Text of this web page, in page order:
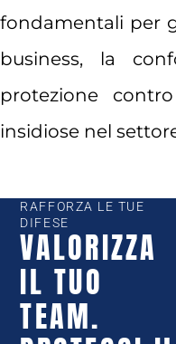
fondamentali per
business, la
protezione
insidiose nel
RAFFORZA LE TUE
DIFESE
VALORIZZA
IL TUO
TEAM.